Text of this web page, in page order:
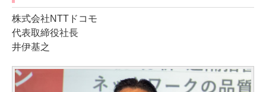
株式会社NTTドコモ
代表取締役社長
井伊基之